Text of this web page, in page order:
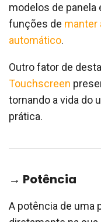
modelos de panela
funções de manter
automático.
Outro fator de
Touchscreen
tornando a vida do
prática.
→ Potência
A potência de uma